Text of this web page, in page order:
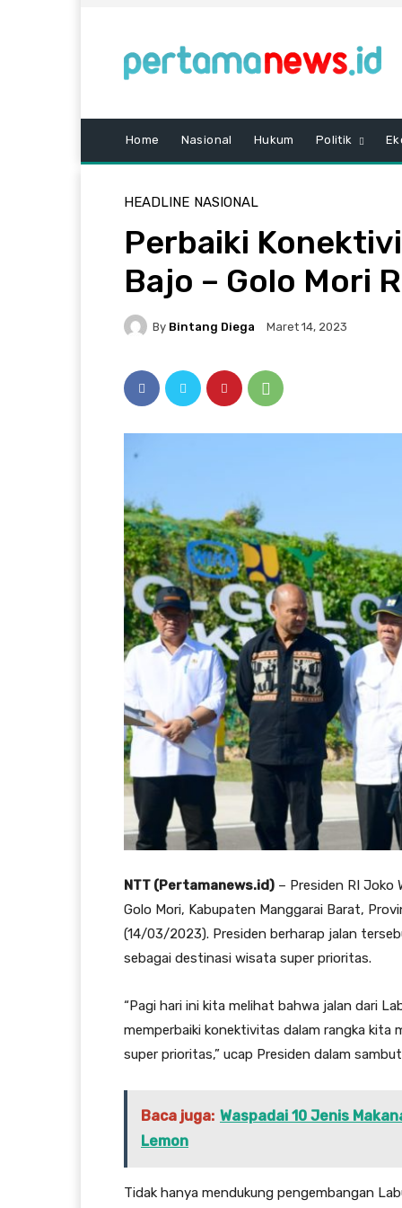
Home Nasional Hukum Politik
HEADLINE NASIONAL
Perbaiki
Bajo – Golo Mori
By Bintang Diega Maret 14, 2023
NTT (Pertamanews.id) – Presiden RI Joko
Golo Mori, Kabupaten Manggarai Barat,
(14/03/2023). Presiden berharap jalan
sebagai destinasi wisata super prioritas.
“Pagi hari ini kita melihat bahwa jalan dari
memperbaiki konektivitas dalam rangka kita
super prioritas,” ucap Presiden dalam
Baca juga: Waspadai 10 Jenis
Lemon
Tidak hanya mendukung pengembangan